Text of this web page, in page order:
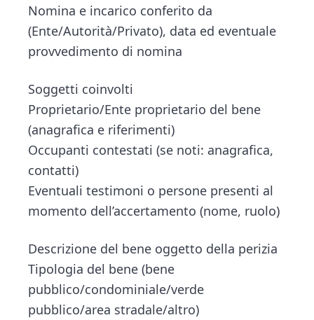
Nomina e incarico conferito da
(Ente/Autorità/Privato), data ed eventuale
provvedimento di nomina
Soggetti coinvolti
Proprietario/Ente proprietario del bene
(anagrafica e riferimenti)
Occupanti contestati (se noti: anagrafica,
contatti)
Eventuali testimoni o persone presenti al
momento dell’accertamento (nome, ruolo)
Descrizione del bene oggetto della perizia
Tipologia del bene (bene
pubblico/condominiale/verde
pubblico/area stradale/altro)